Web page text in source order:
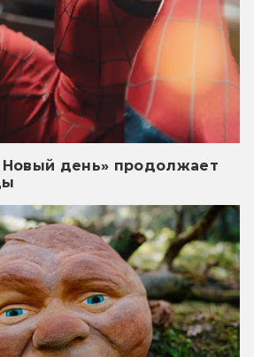
Новый день» продолжает